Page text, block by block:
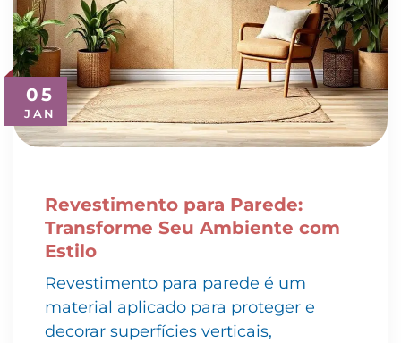
05
JAN
Revestimento para Parede:
Transforme Seu Ambiente com
Estilo
Revestimento para parede é um
material aplicado para proteger e
decorar superfícies verticais,